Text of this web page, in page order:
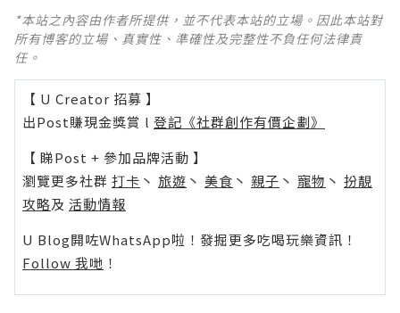
*本站之內容由作者所提供，並不代表本站的立場。因此本站對
所有博客的立場、真實性、準確性及完整性不負任何法律責
任。
【 U Creator 招募 】
出Post賺現金獎賞 l 登記《社群創作有價企劃》
【 睇Post + 參加品牌活動 】
瀏覽更多社群 打卡 丶 旅遊 丶 美食 丶 親子 丶 寵物 丶 扮靚
攻略及 活動情報
U Blog開咗WhatsApp啦！發掘更多吃喝玩樂資訊！
Follow 我哋 ！